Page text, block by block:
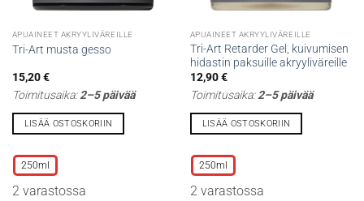
APUAINEET AKRYYLIVÄREILLE
Tri-Art musta gesso
15,20€
Toimitusaika:2–5 päivää
LISÄÄ OSTOSKORIIN
tuotteella
on
useampi
250ml
2 varastossa
APUAINEET AKRYYLIVÄREILLE
Tri-Art Retarder Gel, kuivumisen
hidastin paksuille akryyliväreille
12,90€
Toimitusaika:2–5 päivää
LISÄÄ OSTOSKORIIN
tuotteella
on
useampi
250ml
2 varastossa